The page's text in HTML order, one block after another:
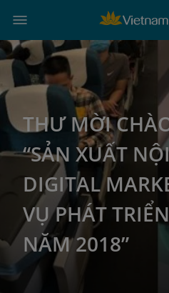
THƯ MỜI
“SẢN XUẤT
DIGITAL
VỤ PHÁT
NĂM 2018”